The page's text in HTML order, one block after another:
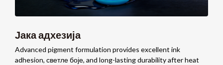
Јака адхезија
Advanced pigment formulation provides excellent ink
adhesion, светле боје, and long-lasting durability after heat